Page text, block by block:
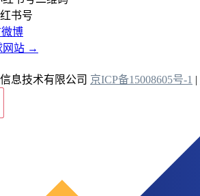
书号
网站 →
息技术有限公司 京ICP备15008605号-1 |